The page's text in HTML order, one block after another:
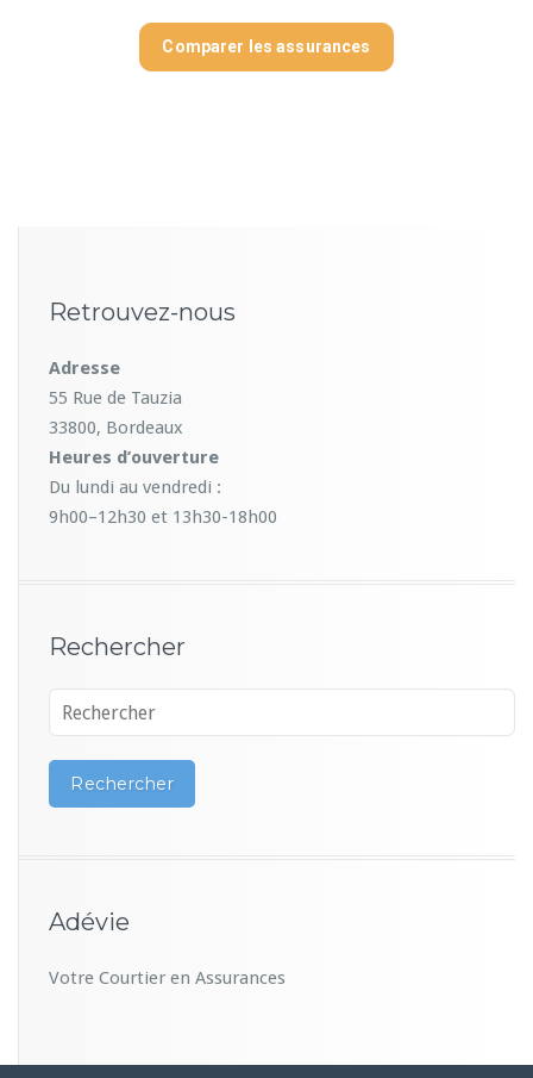
Retrouvez-nous
Adresse
55 Rue de Tauzia
33800, Bordeaux
Heures d’ouverture
Du lundi au vendredi :
9h00–12h30 et 13h30-18h00
Rechercher
Adévie
Votre Courtier en Assurances